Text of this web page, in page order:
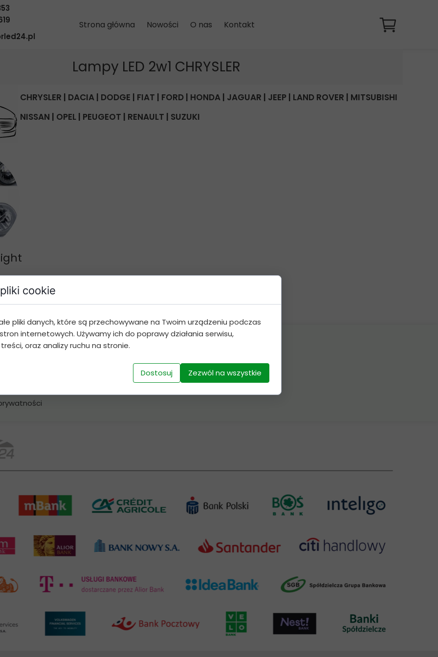
CHRYSLER | DACIA | DODGE | FIAT | FORD | HONDA | JAGUAR | JEEP | LAND ROVER | MITSUBISHI
NISSAN | OPEL | PEUGEOT | RENAULT | SUZUKI
Lampy LED 2w1 CHRYSLER
Strona główna Nowości O nas Kontakt
Reklamacje i
Reklamacje i gwarancja
cookie
pliki danych, które są przechowywane na Twoim urządzeniu podczas
internetowych. Używamy ich do poprawy działania serwisu,
oraz analizy ruchu na stronie.
Dostosuj Zezwól na wszystkie